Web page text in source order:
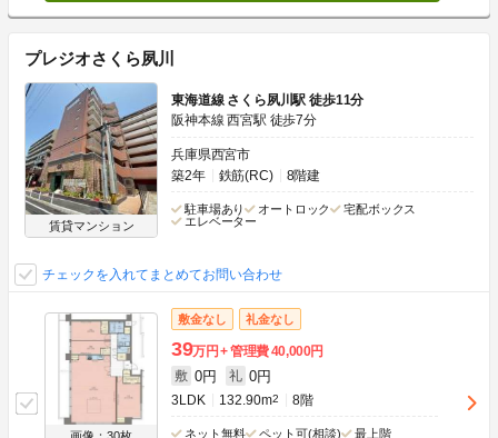
プレジオさくら夙川
賃貸マンション
東海道線 さくら夙川駅 徒歩11分
阪神本線 西宮駅 徒歩7分
兵庫県西宮市
築2年
鉄筋(RC) 8階建
駐車場あり オートロック
宅配ボックス
エレベーター
チェックを入れてまとめてお問い合わせ
敷金なし 礼金なし
39万円 管理費40,000円
敷 0円 礼 0円
3LDK 132.90m2 8階
ネット無料 ペット可(相談)
最上階